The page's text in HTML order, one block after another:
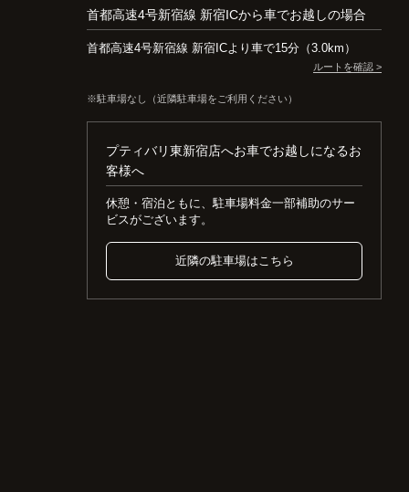
首都高速4号新宿線 新宿ICから車でお越しの場合
首都高速4号新宿線 新宿ICより車で15分（3.0km）
ルートを確認 >
駐車場なし（近隣駐車場をご利用ください）
プティバリ東新宿店へお車でお越しになるお
客様へ
休憩・宿泊ともに、駐車場料金一部補助のサー
ビスがございます。
近隣の駐車場はこちら